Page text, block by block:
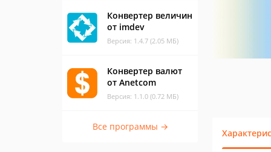
Конвертер величин
от imdev
Версия: 1.4.7 (2.05 МБ)
Конвертер валют
от Anetcom
Версия: 1.1.0 (0.72 МБ)
Все программы →